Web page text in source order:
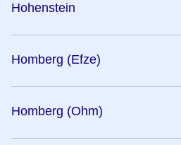
Hohenstein
Homberg (Efze)
Homberg (Ohm)